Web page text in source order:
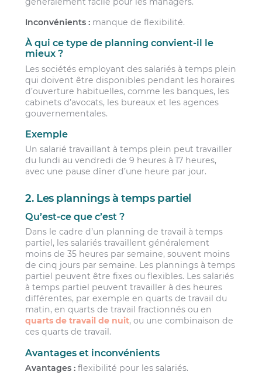
Inconvénients : manque de flexibilité.
À qui ce type de planning convient-il le
mieux ?
Les sociétés employant des salariés à temps plein
qui doivent être disponibles pendant les horaires
d’ouverture habituelles, comme les banques, les
cabinets d’avocats, les bureaux et les agences
gouvernementales.
Exemple
Un salarié travaillant à temps plein peut travailler
du lundi au vendredi de 9 heures à 17 heures,
avec une pause dîner d’une heure par jour.
2. Les plannings à temps partiel
Qu’est-ce que c’est ?
Dans le cadre d’un planning de travail à temps
partiel, les salariés travaillent généralement
moins de 35 heures par semaine, souvent moins
de cinq jours par semaine. Les plannings à temps
partiel peuvent être fixes ou flexibles. Les salariés
à temps partiel peuvent travailler à des heures
différentes, par exemple en quarts de travail du
matin, en quarts de travail fractionnés ou en
quarts de travail de nuit, ou une combinaison de
ces quarts de travail.
Avantages et inconvénients
Avantages : flexibilité pour les salariés.